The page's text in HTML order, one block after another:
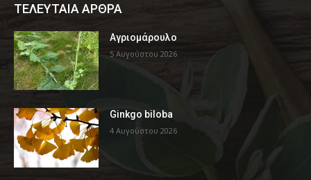
ΤΕΛΕΥΤΑΙΑ ΑΡΘΡΑ
Αγριομάρουλο
5 Αυγούστου 2026
Ginkgo biloba
4 Αυγούστου 2026